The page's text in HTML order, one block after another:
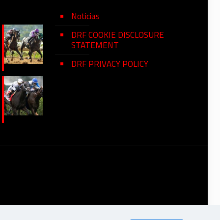
Noticias
DRF COOKIE DISCLOSURE
STATEMENT
DRF PRIVACY POLICY